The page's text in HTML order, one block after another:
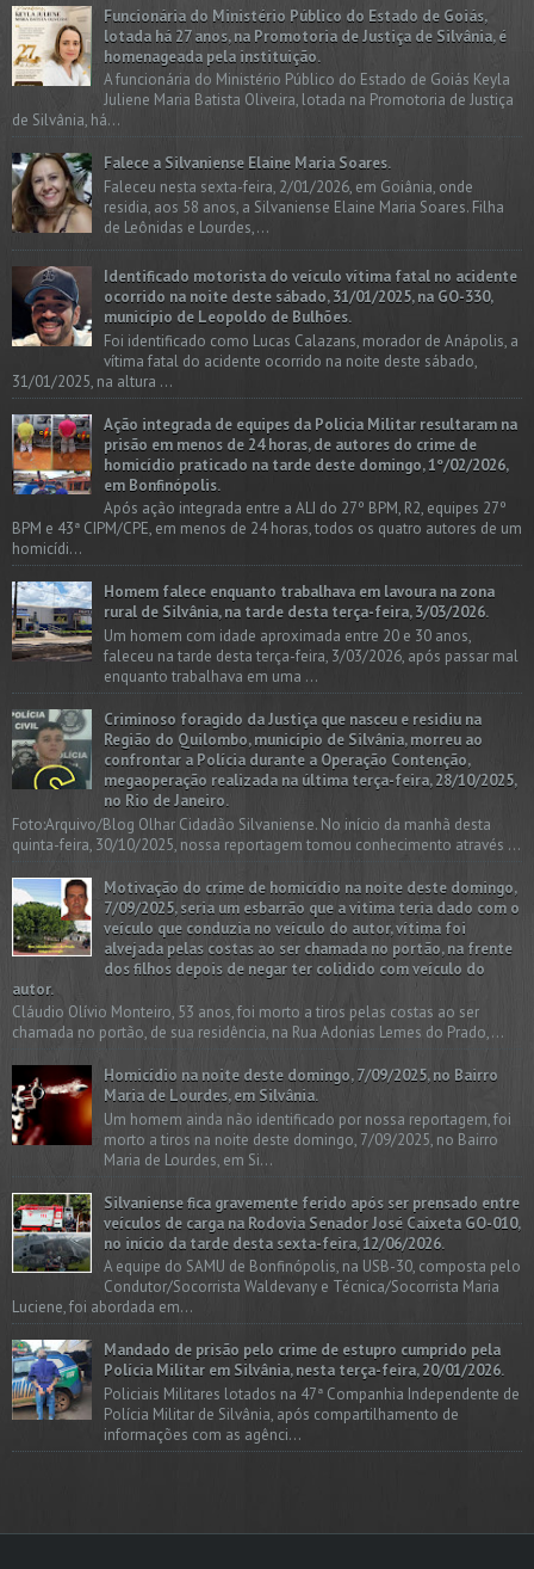
Funcionária do Ministério Público do Estado de Goiás,
lotada há 27 anos, na Promotoria de Justiça de Silvânia, é
homenageada pela instituição.
A funcionária do Ministério Público do Estado de Goiás Keyla
Juliene Maria Batista Oliveira, lotada na Promotoria de Justiça
de Silvânia, há...
Falece a Silvaniense Elaine Maria Soares.
Faleceu nesta sexta-feira, 2/01/2026, em Goiânia, onde
residia, aos 58 anos, a Silvaniense Elaine Maria Soares. Filha
de Leônidas e Lourdes,...
Identificado motorista do veículo vítima fatal no acidente
ocorrido na noite deste sábado, 31/01/2025, na GO-330,
município de Leopoldo de Bulhões.
Foi identificado como Lucas Calazans, morador de Anápolis, a
vítima fatal do acidente ocorrido na noite deste sábado,
31/01/2025, na altura ...
Ação integrada de equipes da Policia Militar resultaram na
prisão em menos de 24 horas, de autores do crime de
homicídio praticado na tarde deste domingo, 1º/02/2026,
em Bonfinópolis.
Após ação integrada entre a ALI do 27º BPM, R2, equipes 27º
BPM e 43ª CIPM/CPE, em menos de 24 horas, todos os quatro autores de um
homicídi...
Homem falece enquanto trabalhava em lavoura na zona
rural de Silvânia, na tarde desta terça-feira, 3/03/2026.
Um homem com idade aproximada entre 20 e 30 anos,
faleceu na tarde desta terça-feira, 3/03/2026, após passar mal
enquanto trabalhava em uma ...
Criminoso foragido da Justiça que nasceu e residiu na
Região do Quilombo, município de Silvânia, morreu ao
confrontar a Polícia durante a Operação Contenção,
megaoperação realizada na última terça-feira, 28/10/2025,
no Rio de Janeiro.
Foto:Arquivo/Blog Olhar Cidadão Silvaniense. No início da manhã desta
quinta-feira, 30/10/2025, nossa reportagem tomou conhecimento através ...
Motivação do crime de homicídio na noite deste domingo,
7/09/2025, seria um esbarrão que a vitima teria dado com o
veículo que conduzia no veículo do autor, vítima foi
alvejada pelas costas ao ser chamada no portão, na frente
dos filhos depois de negar ter colidido com veículo do
autor.
Cláudio Olívio Monteiro, 53 anos, foi morto a tiros pelas costas ao ser
chamada no portão, de sua residência, na Rua Adonias Lemes do Prado,...
Homicídio na noite deste domingo, 7/09/2025, no Bairro
Maria de Lourdes, em Silvânia.
Um homem ainda não identificado por nossa reportagem, foi
morto a tiros na noite deste domingo, 7/09/2025, no Bairro
Maria de Lourdes, em Si...
Silvaniense fica gravemente ferido após ser prensado entre
veículos de carga na Rodovia Senador José Caixeta GO-010,
no início da tarde desta sexta-feira, 12/06/2026.
A equipe do SAMU de Bonfinópolis, na USB-30, composta pelo
Condutor/Socorrista Waldevany e Técnica/Socorrista Maria
Luciene, foi abordada em...
Mandado de prisão pelo crime de estupro cumprido pela
Polícia Militar em Silvânia, nesta terça-feira, 20/01/2026.
Policiais Militares lotados na 47ª Companhia Independente de
Polícia Militar de Silvânia, após compartilhamento de
informações com as agênci...